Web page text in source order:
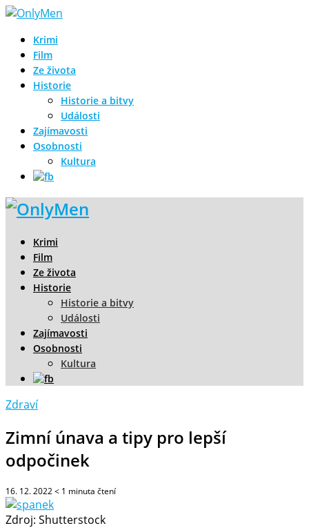
Krimi
Film
Ze života
Historie
Historie a bitvy
Události
Zajímavosti
Osobnosti
Kultura
Krimi
Film
Ze života
Historie
Historie a bitvy
Události
Zajímavosti
Osobnosti
Kultura
Zdraví
Zimní únava a tipy pro lepší
odpočinek
16. 12. 2022< 1 minuta čtení
Zdroj: Shutterstock